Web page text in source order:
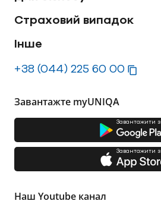
Страховий випадок
Інше
+38 (044) 225 60 00
Завантажте myUNIQA
Завантажити з
Завантажити з
Наш Youtube канал